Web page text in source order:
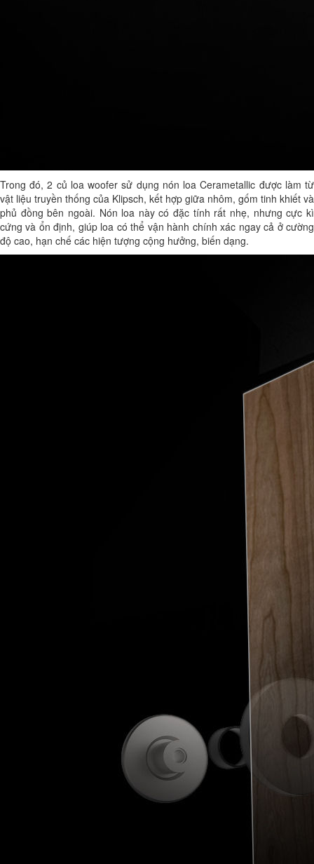
Trong đó, 2 củ loa woofer sử dụng nón loa Cerametallic được làm từ
vật liệu truyền thống của Klipsch, kết hợp giữa nhôm, gốm tinh khiết và
phủ đồng bên ngoài. Nón loa này có đặc tính rất nhẹ, nhưng cực kì
cứng và ổn định, giúp loa có thể vận hành chính xác ngay cả ở cường
độ cao, hạn chế các hiện tượng cộng hưởng, biến dạng.